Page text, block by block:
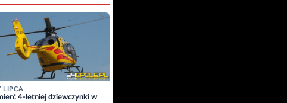
LIPCA
4-letniej dziewczynki w